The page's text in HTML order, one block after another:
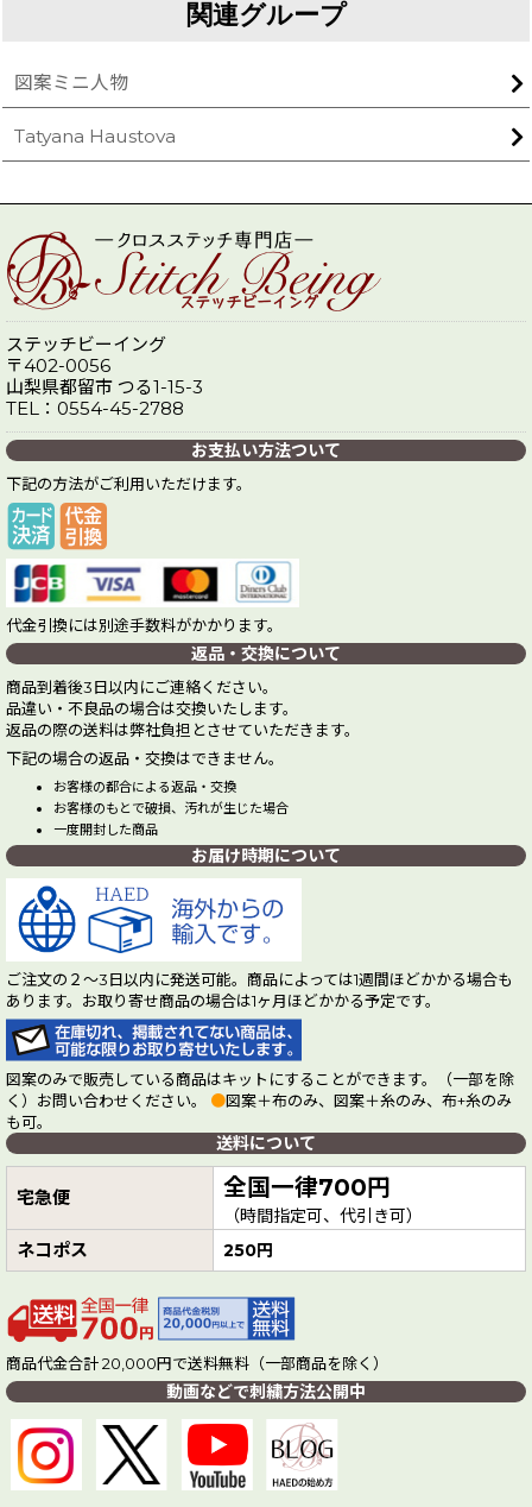
関連グループ
図案ミニ人物
Tatyana Haustova
ステッチビーイング
〒402-0056
山梨県都留市 つる1-15-3
TEL：0554-45-2788
お支払い方法ついて
下記の方法がご利用いただけます。
代金引換には別途手数料がかかります。
返品・交換について
商品到着後3日以内にご連絡ください。
品違い・不良品の場合は交換いたします。
返品の際の送料は弊社負担とさせていただきます。
下記の場合の返品・交換はできません。
お客様の都合による返品・交換
お客様のもとで破損、汚れが生じた場合
一度開封した商品
お届け時期について
ご注文の２～3日以内に発送可能。商品によっては1週間ほどかかる場合も
あります。お取り寄せ商品の場合は1ヶ月ほどかかる予定です。
図案のみで販売している商品はキットにすることができます。（一部を除
く）お問い合わせください。 ●図案＋布のみ、図案＋糸のみ、布+糸のみ
も可。
送料について
宅急便 全国一律700円
（時間指定可、代引き可）
ネコポス 250円
商品代金合計 20,000円で送料無料（一部商品を除く）
動画などで刺繍方法公開中